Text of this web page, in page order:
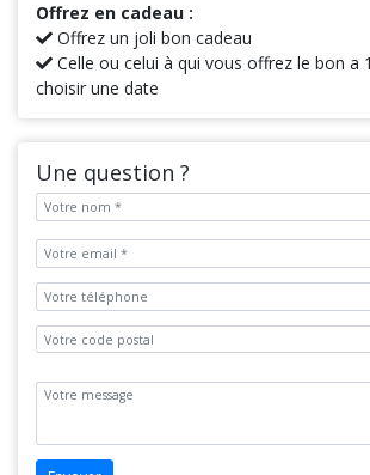
Offrez en cadeau :
Offrez un joli bon cadeau
Celle ou celui à qui vous offrez le bon a
choisir une date
Une question ?